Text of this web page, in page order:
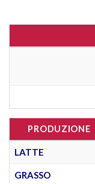
PRODUZIONE
LATTE
GRASSO